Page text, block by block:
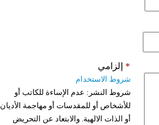
إلزامي *
شروط الاستخدام
شروط النشر: عدم الإساءة للكاتب أو
للأشخاص أو للمقدسات أو مهاجمة الأديان
أو الذات الالهية. والابتعاد عن التحريض